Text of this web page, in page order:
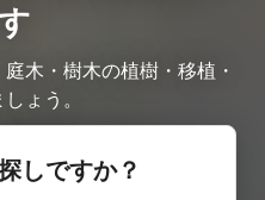
木・樹木の植樹・移植・
ょう。
しですか？